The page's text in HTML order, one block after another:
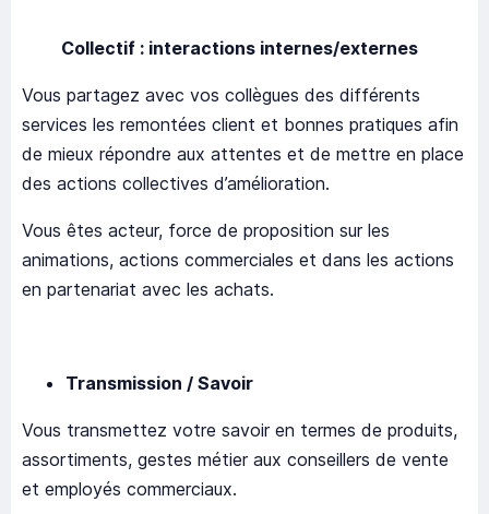
Collectif : interactions internes/externes
Vous partagez avec vos collègues des différents
services les remontées client et bonnes pratiques afin
de mieux répondre aux attentes et de mettre en place
des actions collectives d’amélioration.
Vous êtes acteur, force de proposition sur les
animations, actions commerciales et dans les actions
en partenariat avec les achats.
Transmission / Savoir
Vous transmettez votre savoir en termes de produits,
assortiments, gestes métier aux conseillers de vente
et employés commerciaux.